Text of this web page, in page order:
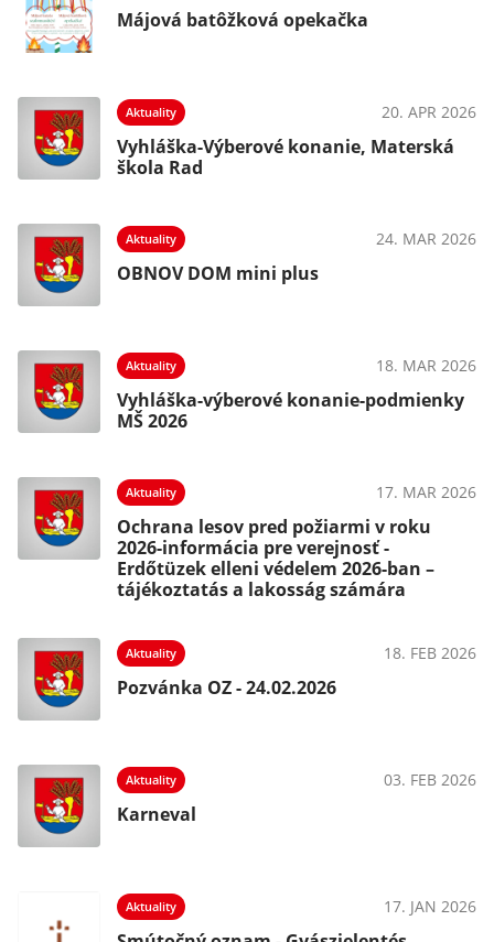
Májová batôžková opekačka
Aktuality 20. APR 2026
Vyhláška-Výberové konanie, Materská
škola Rad
Aktuality 24. MAR 2026
OBNOV DOM mini plus
Aktuality 18. MAR 2026
Vyhláška-výberové konanie-podmienky
MŠ 2026
Aktuality 17. MAR 2026
Ochrana lesov pred požiarmi v roku
2026-informácia pre verejnosť -
Erdőtüzek elleni védelem 2026-ban –
tájékoztatás a lakosság számára
Aktuality 18. FEB 2026
Pozvánka OZ - 24.02.2026
Aktuality 03. FEB 2026
Karneval
Aktuality 17. JAN 2026